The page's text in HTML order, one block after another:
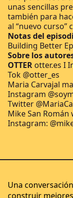
unas sencillas
también para
al “nuevo curso”
Notas del
Building Better
Sobre los
OTTERotter.es I
Tok @otter_es
Maria Carvajal
Instagram
Twitter
Mike San Román
Instagram:
Una
construir